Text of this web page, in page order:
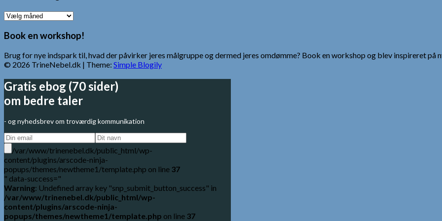
Ældre
Book en workshop!
Brug for nye indspark til, hvad der påvirker jeres målgruppe og dermed jeres omdømme? Book en workshop og blev inspireret på
© 2026 TrineNebel.dk | Theme: Simple Blogily
Gratis ebog (70 sider)
om bedre taler
- og nyhedsbrev om troværdig kommunikation
/var/www/trinenebel.dk/public_html/wp-
content/plugins/arscode-ninja-
popups/themes/newtheme1/template.php on line 37
" data-success="
Warning: Undefined array key "snp_submit_button_success" in
/var/www/trinenebel.dk/public_html/wp-
content/plugins/arscode-ninja-
popups/themes/newtheme1/template.php on line 37